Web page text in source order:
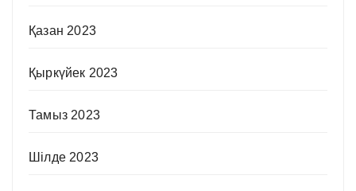
Қазан 2023
Қыркүйек 2023
Тамыз 2023
Шілде 2023